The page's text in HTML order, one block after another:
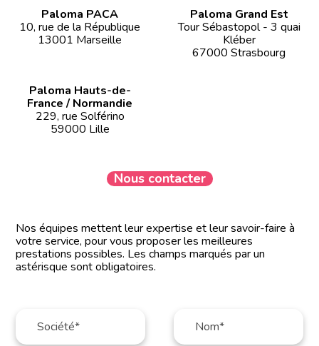
Paloma PACA
10, rue de la République
13001 Marseille
Paloma Grand Est
Tour Sébastopol - 3 quai
Kléber
67000 Strasbourg
Paloma Hauts-de-
France / Normandie
229, rue Solférino
59000 Lille
Nous contacter
Nos équipes mettent leur expertise et leur savoir-faire à
votre service, pour vous proposer les meilleures
prestations possibles. Les champs marqués par un
astérisque sont obligatoires.